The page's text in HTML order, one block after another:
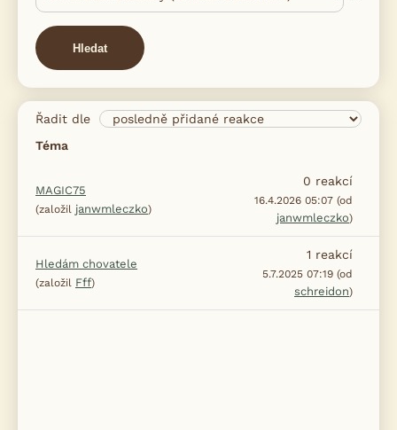
Hledat
Řadit dle
Téma
MAGIC75
(založil janwmleczko)
0 reakcí
16.4.2026 05:07 (od
janwmleczko)
Hledám chovatele
(založil Fff)
1 reakcí
5.7.2025 07:19 (od
schreidon)